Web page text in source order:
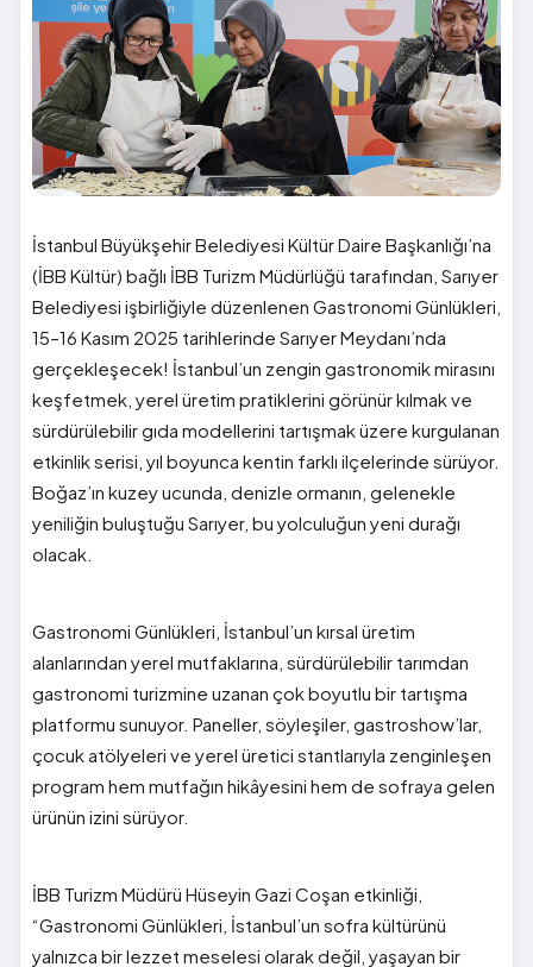
İstanbul Büyükşehir Belediyesi Kültür Daire Başkanlığı’na
(İBB Kültür) bağlı İBB Turizm Müdürlüğü tarafından, Sarıyer
Belediyesi işbirliğiyle düzenlenen Gastronomi Günlükleri,
15–16 Kasım 2025 tarihlerinde Sarıyer Meydanı’nda
gerçekleşecek! İstanbul’un zengin gastronomik mirasını
keşfetmek, yerel üretim pratiklerini görünür kılmak ve
sürdürülebilir gıda modellerini tartışmak üzere kurgulanan
etkinlik serisi, yıl boyunca kentin farklı ilçelerinde sürüyor.
Boğaz’ın kuzey ucunda, denizle ormanın, gelenekle
yeniliğin buluştuğu Sarıyer, bu yolculuğun yeni durağı
olacak.
Gastronomi Günlükleri, İstanbul’un kırsal üretim
alanlarından yerel mutfaklarına, sürdürülebilir tarımdan
gastronomi turizmine uzanan çok boyutlu bir tartışma
platformu sunuyor. Paneller, söyleşiler, gastroshow’lar,
çocuk atölyeleri ve yerel üretici stantlarıyla zenginleşen
program hem mutfağın hikâyesini hem de sofraya gelen
ürünün izini sürüyor.
İBB Turizm Müdürü Hüseyin Gazi Coşan etkinliği,
“Gastronomi Günlükleri, İstanbul’un sofra kültürünü
yalnızca bir lezzet meselesi olarak değil, yaşayan bir